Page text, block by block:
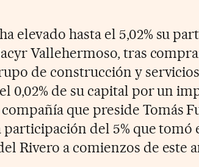
elevado hasta el 5,02% su
Vallehermoso, tras
de construcción y servicios
0,02% de su capital por un
que preside Tomás
del 5% que tomó
Rivero a comienzos de este